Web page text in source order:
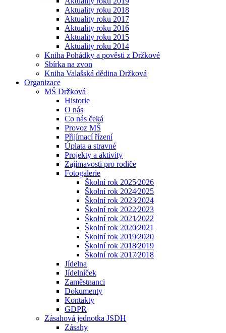
Aktuality roku 2018
Aktuality roku 2017
Aktuality roku 2016
Aktuality roku 2015
Aktuality roku 2014
Kniha Pohádky a pověsti z Držkové
Sbírka na zvon
Kniha Valašská dědina Držková
Organizace
MŠ Držková
Historie
O nás
Co nás čeká
Provoz MŠ
Přijímací řízení
Úplata a stravné
Projekty a aktivity
Zajímavosti pro rodiče
Fotogalerie
Školní rok 2025⁄2026
Školní rok 2024⁄2025
Školní rok 2023⁄2024
Školní rok 2022⁄2023
Školní rok 2021⁄2022
Školní rok 2020⁄2021
Školní rok 2019⁄2020
Školní rok 2018⁄2019
Školní rok 2017⁄2018
Jídelna
Jídelníček
Zaměstnanci
Dokumenty
Kontakty
GDPR
Zásahová jednotka JSDH
Zásahy